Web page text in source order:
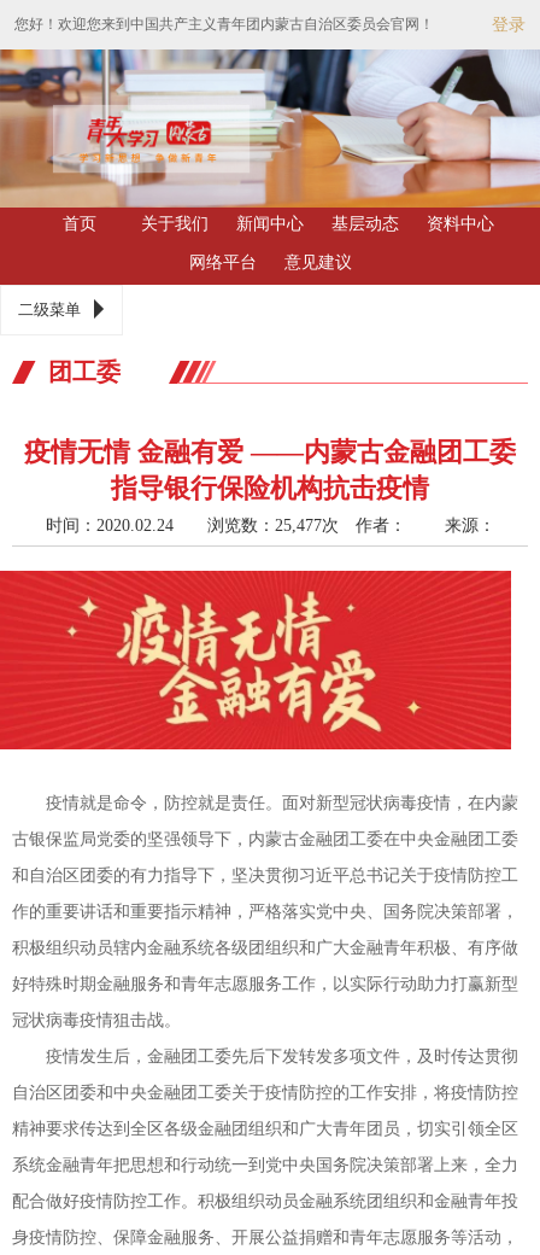
您好！欢迎您来到中国共产主义青年团内蒙古自治区委员会官网！ 登录
首页 关于我们 新闻中心 基层动态 资料中心
网络平台 意见建议
二级菜单
团工委
疫情无情 金融有爱 ——内蒙古金融团工委
指导银行保险机构抗击疫情
时间：2020.02.24 浏览数：25,477次 作者： 来源：
疫情就是命令，防控就是责任。面对新型冠状病毒疫情，在内蒙
古银保监局党委的坚强领导下，内蒙古金融团工委在中央金融团工委
和自治区团委的有力指导下，坚决贯彻习近平总书记关于疫情防控工
作的重要讲话和重要指示精神，严格落实党中央、国务院决策部署，
积极组织动员辖内金融系统各级团组织和广大金融青年积极、有序做
好特殊时期金融服务和青年志愿服务工作，以实际行动助力打赢新型
冠状病毒疫情狙击战。
疫情发生后，金融团工委先后下发转发多项文件，及时传达贯彻
自治区团委和中央金融团工委关于疫情防控的工作安排，将疫情防控
精神要求传达到全区各级金融团组织和广大青年团员，切实引领全区
系统金融青年把思想和行动统一到党中央国务院决策部署上来，全力
配合做好疫情防控工作。积极组织动员金融系统团组织和金融青年投
身疫情防控、保障金融服务、开展公益捐赠和青年志愿服务等活动，